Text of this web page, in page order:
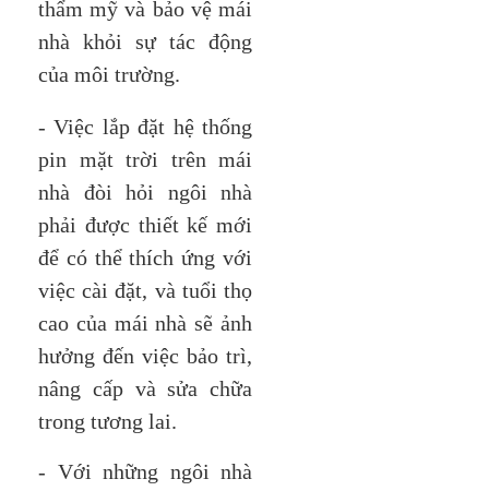
thẩm mỹ và bảo vệ mái
nhà khỏi sự tác động
của môi trường.
- Việc lắp đặt hệ thống
pin mặt trời trên mái
nhà đòi hỏi ngôi nhà
phải được thiết kế mới
để có thể thích ứng với
việc cài đặt, và tuổi thọ
cao của mái nhà sẽ ảnh
hưởng đến việc bảo trì,
nâng cấp và sửa chữa
trong tương lai.
- Với những ngôi nhà